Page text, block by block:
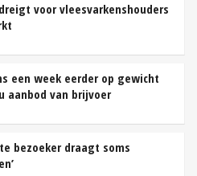
voor vleesvarkenshouders
een week eerder op gewicht
aanbod van brijvoer
bezoeker draagt soms